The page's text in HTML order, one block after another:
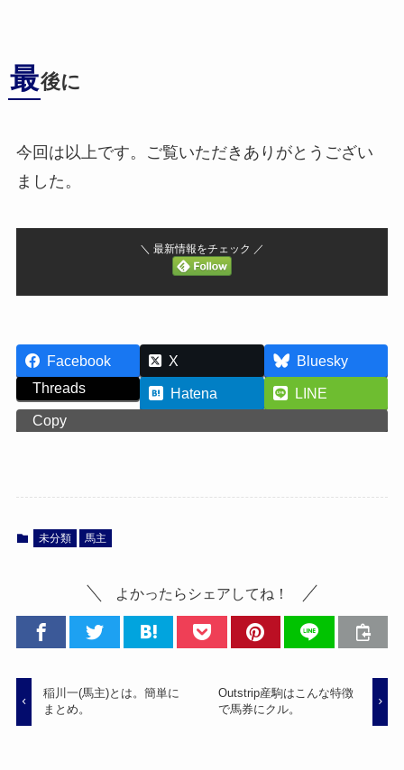
最後に
今回は以上です。ご覧いただきありがとうござい
ました。
＼ 最新情報をチェック ／
Facebook X
Bluesky
Threads
Hatena
LINE
Copy
未分類 馬主
よかったらシェアしてね！
稲川一(馬主)とは。簡単に
まとめ。
Outstrip産駒はこんな特徴
で馬券にクル。